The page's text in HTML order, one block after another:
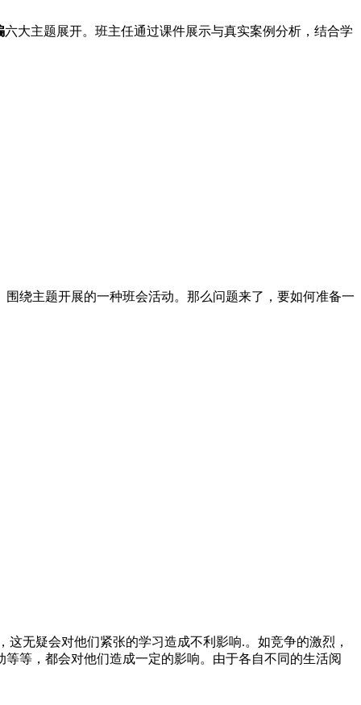
六大主题展开。班主任通过课件展示与真实案例分析，结合学
绕主题开展的一种班会活动。那么问题来了，要如何准备一
无疑会对他们紧张的学习造成不利影响.。如竞争的激烈，
等，都会对他们造成一定的影响。由于各自不同的生活阅